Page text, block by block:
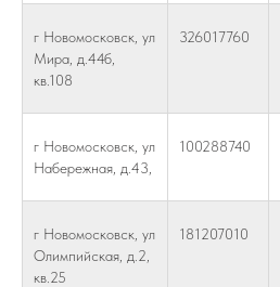
г Новомосковск, ул
Мира, д.44б,
кв.108
326017760
г Новомосковск, ул
Набережная, д.43,
100288740
г Новомосковск, ул
Олимпийская, д.2,
кв.25
181207010